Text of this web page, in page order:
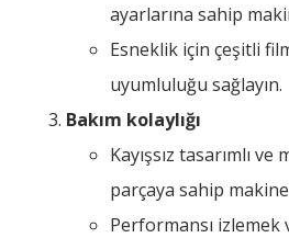
ayarlarına sahip
Esneklik için çeşitli
uyumluluğu sağlayın.
Bakım kolaylığı
Kayışsız tasarımlı
parçaya sahip
Performansı izlemek